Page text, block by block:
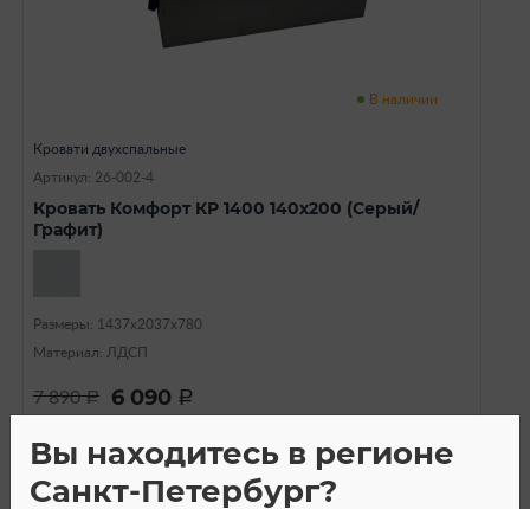
В наличии
Кровати двухспальные
Артикул: 26-002-4
Кровать Комфорт КР 1400 140х200 (Серый/
Графит)
Размеры: 1437х2037х780
Материал: ЛДСП
7 890a 6 090 a
Вы находитесь в регионе
Санкт-Петербург?